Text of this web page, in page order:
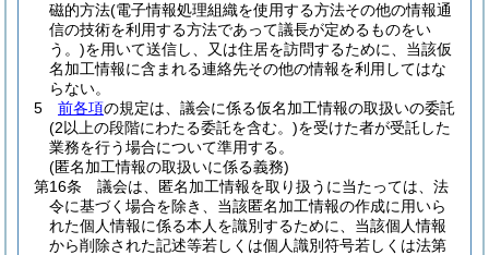
磁的方法(電子情報処理組織を使用する方法その他の情報通
信の技術を利用する方法であって議長が定めるものをい
う。)を用いて送信し、又は住居を訪問するために、当該仮
名加工情報に含まれる連絡先その他の情報を利用してはな
らない。
5
前各項の規定は、議会に係る仮名加工情報の取扱いの委託
(2以上の段階にわたる委託を含む。)を受けた者が受託した
業務を行う場合について準用する。
(匿名加工情報の取扱いに係る義務)
第16条
議会は、匿名加工情報を取り扱うに当たっては、法
令に基づく場合を除き、当該匿名加工情報の作成に用いら
れた個人情報に係る本人を識別するために、当該個人情報
から削除された記述等若しくは個人識別符号若しくは法第